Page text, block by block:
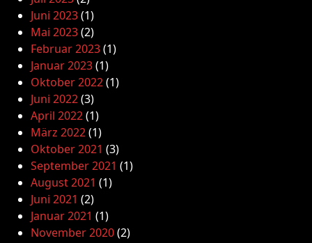
Juni 2023(1)
Mai 2023(2)
Februar 2023(1)
Januar 2023(1)
Oktober 2022(1)
Juni 2022(3)
April 2022(1)
März 2022(1)
Oktober 2021 (3)
September 2021 (1)
August 2021 (1)
Juni 2021 (2)
Januar 2021 (1)
November 2020(2)